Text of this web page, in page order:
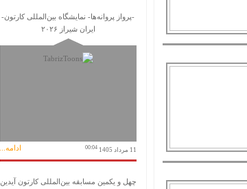
-پرواز پروانه‌ها- نمایشگاه بین‌المللی کارتون-
ایران شیراز ۲۰۲۶
11 مرداد 1405 00:04 ادامه...
چهل و یکمین مسابقه بین‌المللی کارتون آیدین